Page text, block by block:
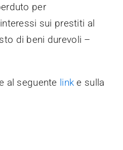
per
sui prestiti al
di beni durevoli –
al seguente link e sulla